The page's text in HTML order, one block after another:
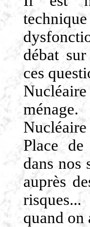
débat
ces
ménage.
Place
dans nos
auprès
quand on